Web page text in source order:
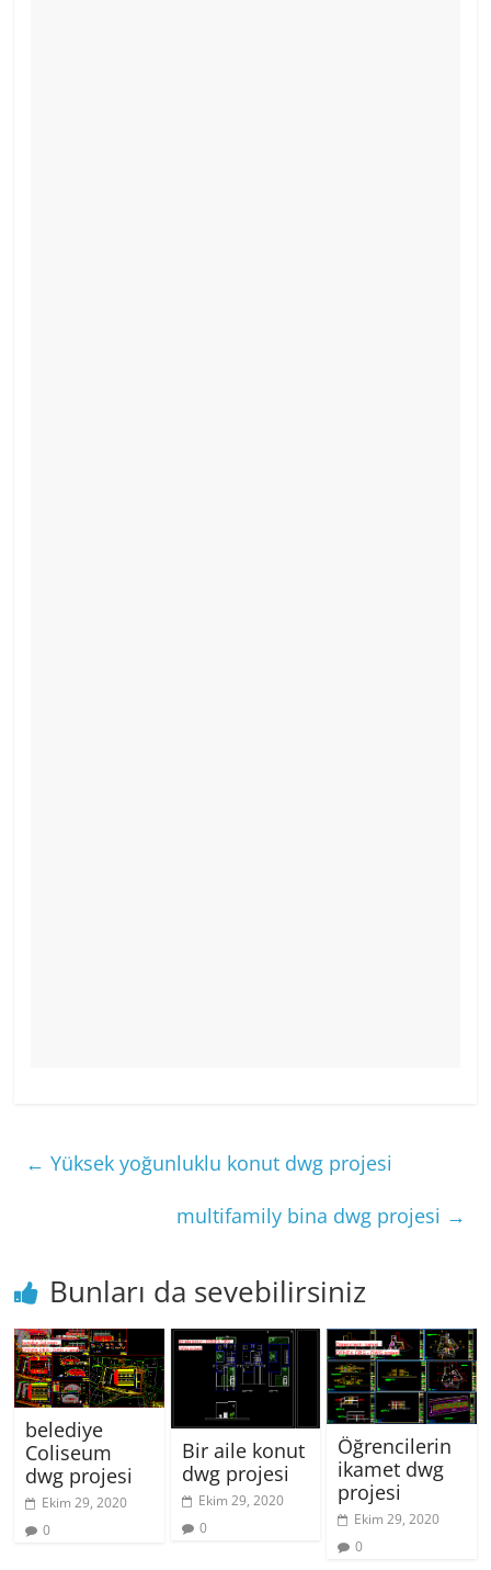
← Yüksek yoğunluklu konut dwg projesi
multifamily bina dwg projesi →
Bunları da sevebilirsiniz
belediye
Coliseum
dwg projesi
Ekim 29, 2020
0
Bir aile konut
dwg projesi
Ekim 29, 2020
0
Öğrencilerin
ikamet dwg
projesi
Ekim 29, 2020
0